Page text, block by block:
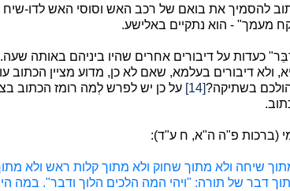
להסמיך את בואם של רכב האש וסוסי האש לדו-
מעמך" - הוא נתקיים באלישע.
כעדות על דיבורים אחרים שהיו ביניהם באותה
ולא דיבורים בעלמא, שאם לא כן, מדוע מציין
בשתיקה?[14] על כן יש לפרש לְמה רומז הכתוב
(ברכות פ"ה ה"א, ח ע"ד):
שיחה ולא מתוך שחוק ולא מתוך קלות ראש ולא
דבר של תורה: "ויהי המה הלכים הלוך ודבר". במה היו